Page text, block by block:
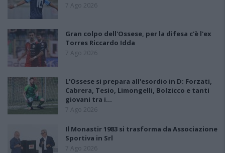
7 Ago 2026
Gran colpo dell'Ossese, per la difesa c'è l'ex
Torres Riccardo Idda
7 Ago 2026
L'Ossese si prepara all'esordio in D: Forzati,
Cabrera, Tesio, Limongelli, Bolzicco e tanti
giovani tra i…
7 Ago 2026
Il Monastir 1983 si trasforma da Associazione
Sportiva in Srl
7 Ago 2026